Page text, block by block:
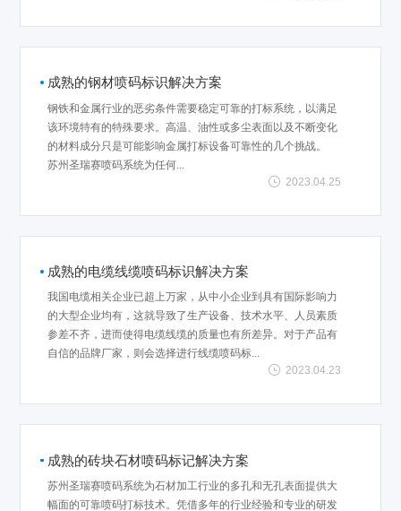
成熟的钢材喷码标识解决方案
钢铁和金属行业的恶劣条件需要稳定可靠的打标系统，以满足
该环境特有的特殊要求。高温、油性或多尘表面以及不断变化
的材料成分只是可能影响金属打标设备可靠性的几个挑战。
苏州圣瑞赛喷码系统为任何...
2023.04.25
成熟的电缆线缆喷码标识解决方案
我国电缆相关企业已超上万家，从中小企业到具有国际影响力
的大型企业均有，这就导致了生产设备、技术水平、人员素质
参差不齐，进而使得电缆线缆的质量也有所差异。对于产品有
自信的品牌厂家，则会选择进行线缆喷码标...
2023.04.23
成熟的砖块石材喷码标记解决方案
苏州圣瑞赛喷码系统为石材加工行业的多孔和无孔表面提供大
幅面的可靠喷码打标技术。凭借多年的行业经验和专业的研发